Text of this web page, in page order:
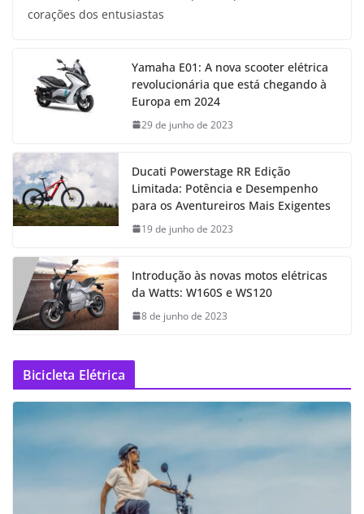
corações dos entusiastas
Yamaha E01: A nova scooter elétrica
revolucionária que está chegando à
Europa em 2024
29 de junho de 2023
Ducati Powerstage RR Edição
Limitada: Potência e Desempenho
para os Aventureiros Mais Exigentes
19 de junho de 2023
Introdução às novas motos elétricas
da Watts: W160S e WS120
8 de junho de 2023
Bicicleta Elétrica